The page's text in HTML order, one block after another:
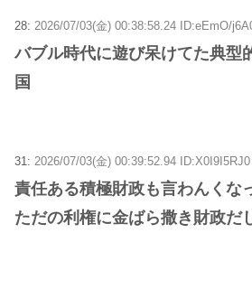
28: 2026/07/03(金) 00:38:58.24 ID:eEmO/
バブル時代に遊び呆けてた典型
国
31: 2026/07/03(金) 00:39:52.94 ID:X0I9I5RJ0
責任ある積極財政も言わんくな
ただの利権に金ばら撒き財政だ